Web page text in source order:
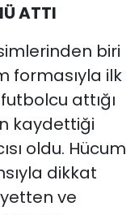
ATTI
biri
formasıyla ilk
attığı
kaydettiği
oldu. Hücum
dikkat
ve